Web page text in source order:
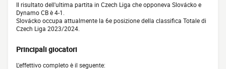
Il risultato dell'ultima partita in Czech Liga che opponeva Slovácko e
Dynamo CB è 4-1.
Slovácko occupa attualmente la 6e posizione della classifica Totale di
Czech Liga 2023/2024.
Principali giocatori
L'effettivo completo è il seguente: